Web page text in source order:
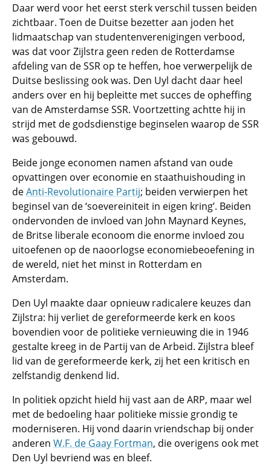
Daar werd voor het eerst sterk verschil tussen beiden
zichtbaar. Toen de Duitse bezetter aan joden het
lidmaatschap van studentenverenigingen verbood,
was dat voor Zijlstra geen reden de Rotterdamse
afdeling van de SSR op te heffen, hoe verwerpelijk de
Duitse beslissing ook was. Den Uyl dacht daar heel
anders over en hij bepleitte met succes de opheffing
van de Amsterdamse SSR. Voortzetting achtte hij in
strijd met de godsdienstige beginselen waarop de SSR
was gebouwd.
Beide jonge economen namen afstand van oude
opvattingen over economie en staathuishouding in
deAnti-Revolutionaire Partij; beiden verwierpen het
beginsel van de ‘soevereiniteit in eigen kring’. Beiden
ondervonden de invloed van John Maynard Keynes,
de Britse liberale econoom die enorme invloed zou
uitoefenen op de naoorlogse economiebeoefening in
de wereld, niet het minst in Rotterdam en
Amsterdam.
Den Uyl maakte daar opnieuw radicalere keuzes dan
Zijlstra: hij verliet de gereformeerde kerk en koos
bovendien voor de politieke vernieuwing die in 1946
gestalte kreeg in de Partij van de Arbeid. Zijlstra bleef
lid van de gereformeerde kerk, zij het een kritisch en
zelfstandig denkend lid.
In politiek opzicht hield hij vast aan de ARP, maar wel
met de bedoeling haar politieke missie grondig te
moderniseren. Hij vond daarin vriendschap bij onder
anderen W.F. de Gaay Fortman, die overigens ook met
Den Uyl bevriend was en bleef.